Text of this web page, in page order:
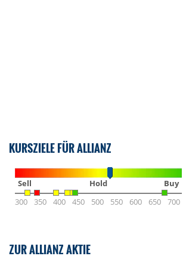
KURSZIELE FÜR ALLIANZ
Sell Hold
Buy
300
350 400 450 500 550 600 650 700
ZUR ALLIANZ AKTIE